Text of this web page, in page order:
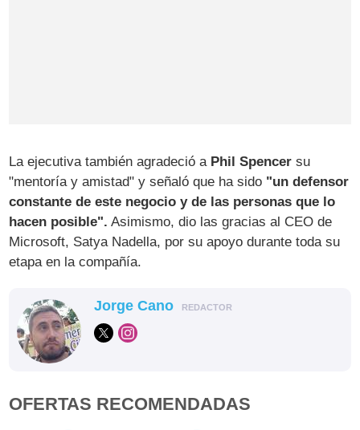
La ejecutiva también agradeció a Phil Spencer su
"mentoría y amistad" y señaló que ha sido "un defensor
constante de este negocio y de las personas que lo
hacen posible". Asimismo, dio las gracias al CEO de
Microsoft, Satya Nadella, por su apoyo durante toda su
etapa en la compañía.
Jorge Cano REDACTOR
OFERTAS RECOMENDADAS